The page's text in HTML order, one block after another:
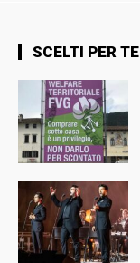
SCELTI PER TE